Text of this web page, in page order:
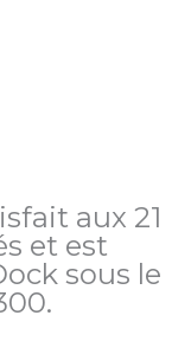
aux 21
et est
sous le